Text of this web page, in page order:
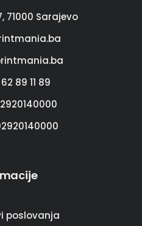
71000 Sarajevo
89 11 89
poslovanja